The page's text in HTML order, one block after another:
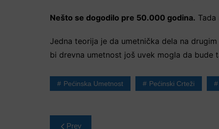
Nešto se dogodilo pre 50.000 godina. Tada
Jedna teorija je da umetnička dela na
bi drevna umetnost još uvek mogla da bude
Pećinska Umetnost Pećinski Crteži
Post
Prev